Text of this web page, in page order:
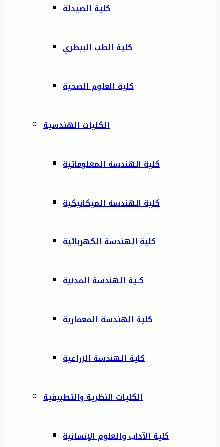
كلية الصيدلة
كلية الطب البيطري
كلية العلوم الصحية
الكليات الهندسية
كلية الهندسة المعلوماتية
كلية الهندسة الميكانيكية
كلية الهندسة الكهربائية
كلية الهندسة المدنية
كلية الهندسة المعمارية
كلية الهندسة الزراعية
الكليات النظرية والتطبيقية
كلية الآداب والعلوم الإنسانية